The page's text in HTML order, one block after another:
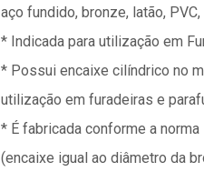
aço fundido, bronze, latão,
* Indicada para utilização em
* Possui encaixe cilíndrico no
utilização em furadeiras e
* É fabricada conforme a
(encaixe igual ao diâmetro da